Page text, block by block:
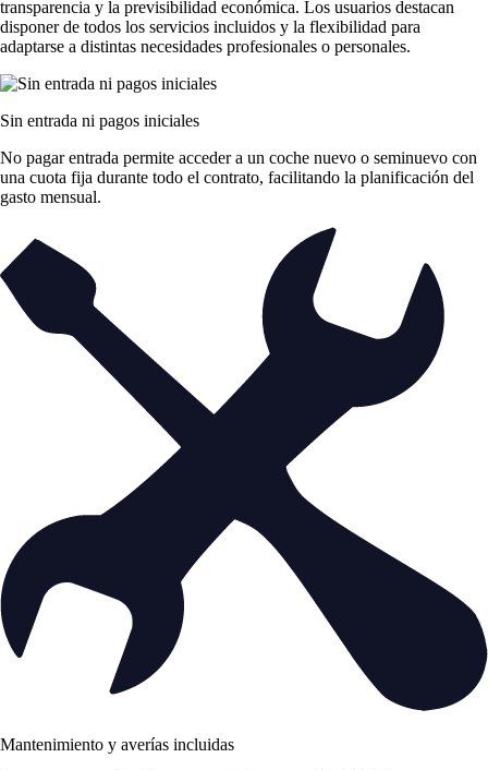
transparencia y la previsibilidad económica. Los usuarios destacan
disponer de todos los servicios incluidos y la flexibilidad para
adaptarse a distintas necesidades profesionales o personales.
Sin entrada ni pagos iniciales
No pagar entrada permite acceder a un coche nuevo o seminuevo con
una cuota fija durante todo el contrato, facilitando la planificación del
gasto mensual.
Mantenimiento y averías incluidas